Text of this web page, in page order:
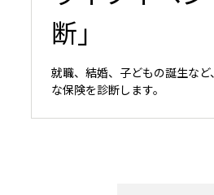
断」
就職、結婚、子どもの誕生な
な保険を診断します。